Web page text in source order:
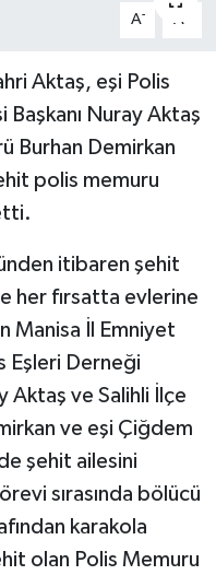
A- A
Aktaş, eşi Polis
Başkanı Nuray Aktaş
Burhan Demirkan
polis memuru
itibaren şehit
her fırsatta evlerine
Manisa İl Emniyet
Eşleri Derneği
Aktaş ve Salihli İlçe
ve eşi Çiğdem
şehit ailesini
sırasında bölücü
karakola
olan Polis Memuru